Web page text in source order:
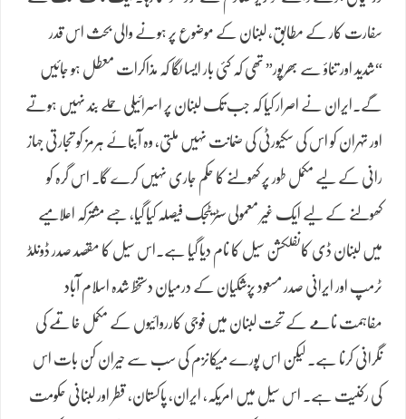
سفارت کار کے مطابق، لبنان کے موضوع پر ہونے والی بحث اس قدر
“شدید اور تناؤ سے بھرپور” تھی کہ کئی بار ایسا لگا کہ مذاکرات معطل ہو جائیں
گے۔ایران نے اصرار کیا کہ جب تک لبنان پر اسرائیلی حملے بند نہیں ہوتے
اور تہران کو اس کی سکیورٹی کی ضمانت نہیں ملتی، وہ آبنائے ہرمز کو تجارتی جہاز
رانی کے لیے مکمل طور پر کھولنے کا حکم جاری نہیں کرے گا۔ اس گرہ کو
کھولنے کے لیے ایک غیر معمولی سٹریٹجک فیصلہ کیا گیا، جسے مشترکہ اعلامیے
میں لبنان ڈی کانفلکشن سیل کا نام دیا گیا ہے۔اس سیل کا مقصد صدر ڈونلڈ
ٹرمپ اور ایرانی صدر مسعود پزشکیان کے درمیان دستخط شدہ اسلام آباد
مفاہمت نامے کے تحت لبنان میں فوجی کارروائیوں کے مکمل خاتمے کی
نگرانی کرنا ہے۔ لیکن اس پورے میکانزم کی سب سے حیران کن بات اس
کی رکنیت ہے۔ اس سیل میں امریکہ، ایران، پاکستان، قطر اور لبنانی حکومت